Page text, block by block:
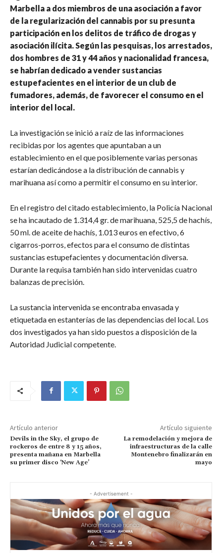
Marbella a dos miembros de una asociación a favor
de la regularización del cannabis por su presunta
participación en los delitos de tráfico de drogas y
asociación ilícita. Según las pesquisas, los arrestados,
dos hombres de 31 y 44 años y nacionalidad francesa,
se habrían dedicado a vender sustancias
estupefacientes en el interior de un club de
fumadores, además, de favorecer el consumo en el
interior del local.
La investigación se inició a raíz de las informaciones
recibidas por los agentes que apuntaban a un
establecimiento en el que posiblemente varias personas
estarían dedicándose a la distribución de cannabis y
marihuana así como a permitir el consumo en su interior.
En el registro del citado establecimiento, la Policía Nacional
se ha incautado de 1.314,4 gr. de marihuana, 525,5 de hachís,
50 ml. de aceite de hachís, 1.013 euros en efectivo, 6
cigarros-porros, efectos para el consumo de distintas
sustancias estupefacientes y documentación diversa.
Durante la requisa también han sido intervenidas cuatro
balanzas de precisión.
La sustancia intervenida se encontraba envasada y
etiquetada en estanterías de las dependencias del local. Los
dos investigados ya han sido puestos a disposición de la
Autoridad Judicial competente.
Artículo anterior
Devils in the Sky, el grupo de
rockeros de entre 8 y 15 años,
presenta mañana en Marbella
su primer disco ‘New Age’
Artículo siguiente
La remodelación y mejora de
infraestructuras de la calle
Montenebro finalizarán en
mayo
- Advertisement -